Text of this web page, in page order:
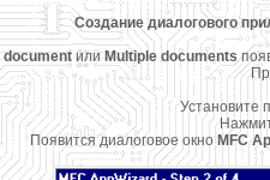
Создание диалогового
documentилиMultiple documents
Установите
Появится диалоговое окноMFC